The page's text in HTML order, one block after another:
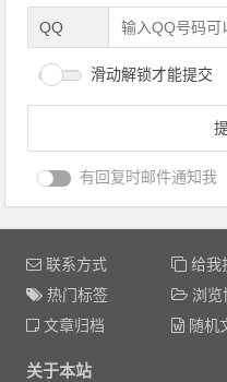
QQ
滑动解锁才能提交
有回复时邮件通知我
联系方式 给我
热门标签
浏览
文章归档
随机
关于本站